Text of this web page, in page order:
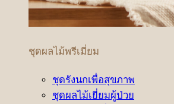
ชุดผลไม้พรีเมี่ยม
ชุดรังนกเพื่อสุขภาพ
ชุดผลไม้เยี่ยมผู้ป่วย